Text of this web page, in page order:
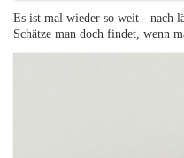
Es ist mal wieder so weit - nach
Schätze man doch findet, wenn